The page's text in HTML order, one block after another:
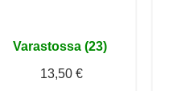
Varastossa (23)
13,50 €